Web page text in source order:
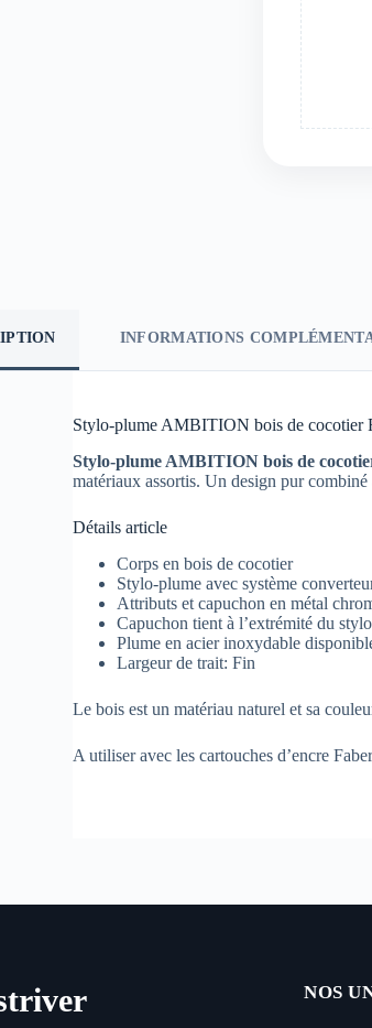
INFORMATIONS
Stylo-plume AMBITION bois de cocotier
Stylo-plume AMBITION bois de
matériaux assortis. Un design pur
Détails article
Corps en bois de cocotier
Stylo-plume avec système
Attributs et capuchon en métal
Capuchon tient à l’extrémité du stylo
Plume en acier inoxydable
Largeur de trait: Fin
Le bois est un matériau naturel et sa
A utiliser avec les cartouches d’encre
NOS